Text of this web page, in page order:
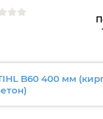
B60 400 мм